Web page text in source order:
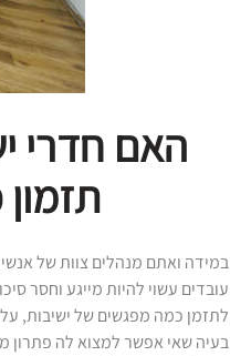
האם חדרי
במידה ואתם מנהלים צוות של
עובדים עשוי להיות מייגע וחסר
לתזמן כמה מפגשים של ישיבות,
בעיה שאי אפשר למצוא לה פתרון